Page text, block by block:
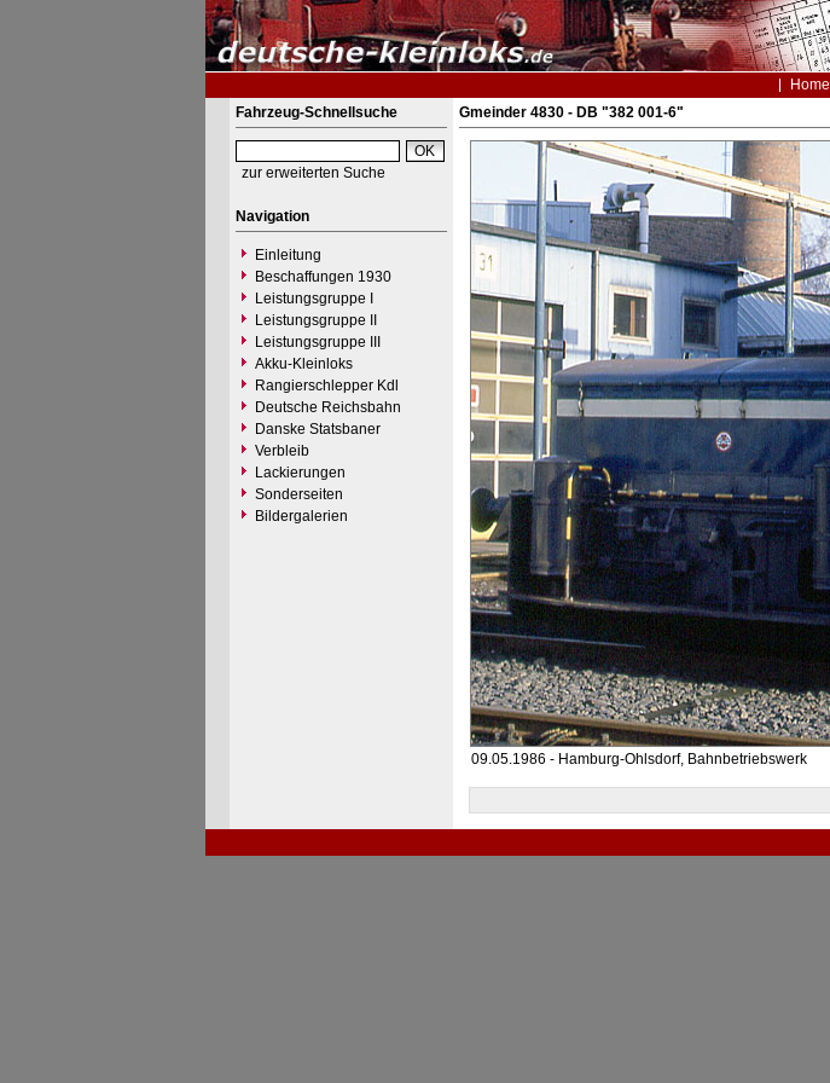
Home
Fahrzeug-Schnellsuche
zur erweiterten Suche
Navigation
Einleitung
Beschaffungen 1930
Leistungsgruppe I
Leistungsgruppe II
Leistungsgruppe III
Akku-Kleinloks
Rangierschlepper Kdl
Deutsche Reichsbahn
Danske Statsbaner
Verbleib
Lackierungen
Sonderseiten
Bildergalerien
Gmeinder 4830 - DB "382 001-6"
09.05.1986 - Hamburg-Ohlsdorf, Bahnbetriebswerk